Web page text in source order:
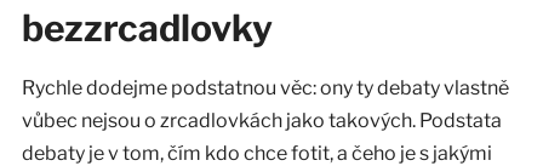
bezzrcadlovky
Rychle dodejme podstatnou věc: ony ty debaty vlastně
vůbec nejsou o zrcadlovkách jako takových. Podstata
debaty je v tom, čím kdo chce fotit, a čeho je s jakými